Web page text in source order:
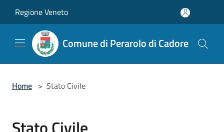
Regione Veneto
Comune di Perarolo di Cadore
Home > Stato Civile